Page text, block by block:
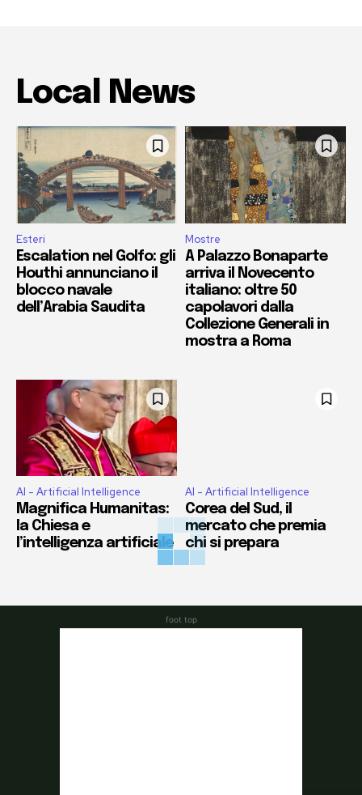
Local News
Esteri
Escalation nel Golfo: gli
Houthi annunciano il
blocco navale
dell’Arabia Saudita
Mostre
A Palazzo Bonaparte
arriva il Novecento
italiano: oltre 50
capolavori dalla
Collezione Generali in
mostra a Roma
AI - Artificial Intelligence
Magnifica Humanitas:
la Chiesa e
l’intelligenza artificiale
AI - Artificial Intelligence
Corea del Sud, il
mercato che premia
chi si prepara
foot top